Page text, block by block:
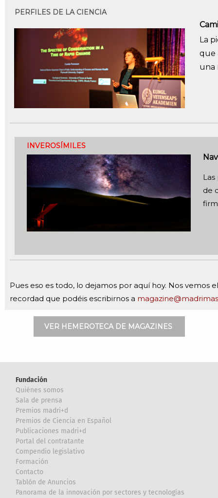
PERFILES DE LA CIENCIA
La
que
una
INVEROSÍMILES
de
Pues eso es todo, lo dejamos por aquí hoy. Nos vemos
recordad que podéis escribirnos a
VER HEMEROTECA DE MAGAZINES
Fundación
Quiénes somos
Sala de prensa
Premios madri+d
Premios de Ciencia en Español
Publicaciones madri+d
Portal del contratante
Compendio legislativo
Formación
Contacto
Tablón de Anuncios
Panorama de la innovación por sectores y tecnologías